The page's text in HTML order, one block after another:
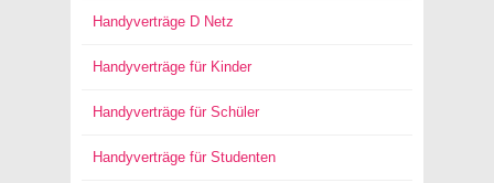
Handyverträge D Netz
Handyverträge für Kinder
Handyverträge für Schüler
Handyverträge für Studenten